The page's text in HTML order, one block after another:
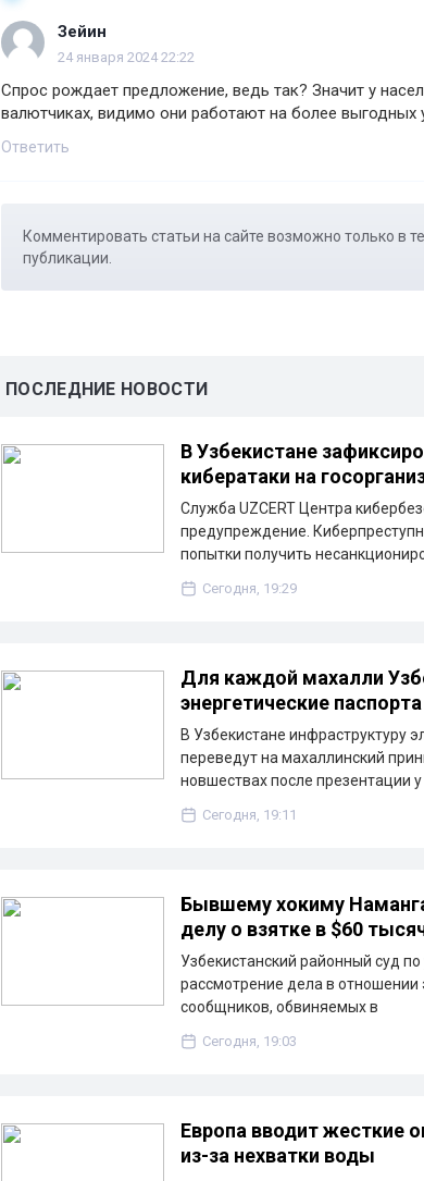
Зейин
24 января 2024 22:22
Спрос рождает предложение, ведь так? Значит у
валютчиках, видимо они работают на более выгодных
Ответить
Комментировать статьи на сайте возможно только в
публикации.
ПОСЛЕДНИЕ НОВОСТИ
В Узбекистане
кибератаки на
Служба UZCERT Центра
предупреждение.
попытки получить
Сегодня, 19:29
Для каждой махалли
энергетические паспорта
В Узбекистане инфраструктуру
переведут на махаллинский
новшествах после презентации у
Сегодня, 19:11
Бывшему хокиму
делу о взятке в $60
Узбекистанский районный суд
рассмотрение дела в отношении
сообщников, обвиняемых в
Сегодня, 19:03
Европа вводит жесткие
из-за нехватки воды